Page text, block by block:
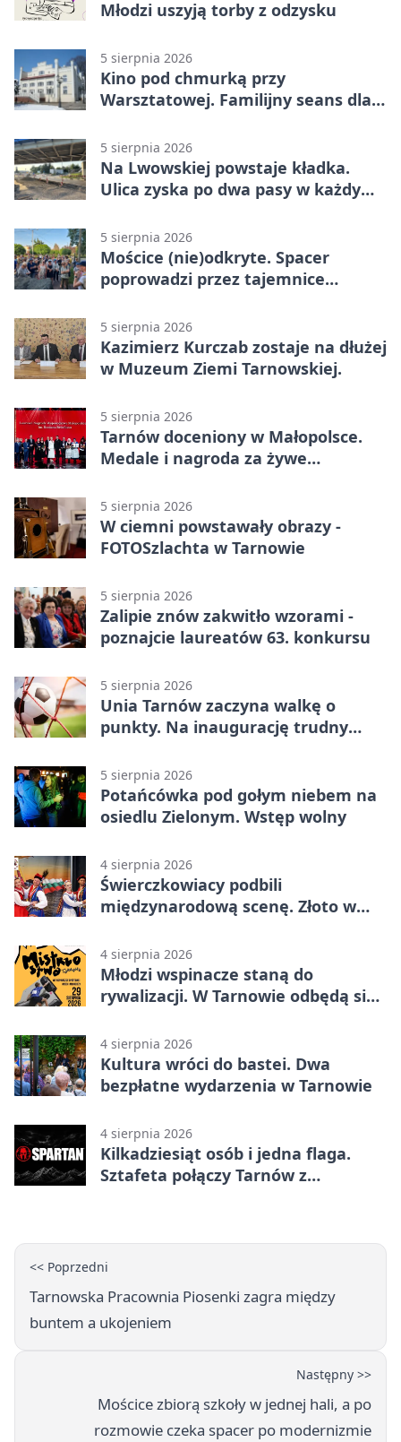
Młodzi uszyją torby z odzysku
5 sierpnia 2026
Kino pod chmurką przy
Warsztatowej. Familijny seans dla
5 sierpnia 2026
Na Lwowskiej powstaje kładka.
Ulica zyska po dwa pasy w każdym
5 sierpnia 2026
Mościce (nie)odkryte. Spacer
poprowadzi przez tajemnice
5 sierpnia 2026
Kazimierz Kurczab zostaje na dłużej
w Muzeum Ziemi Tarnowskiej.
5 sierpnia 2026
Tarnów doceniony w Małopolsce.
Medale i nagroda za żywe
5 sierpnia 2026
W ciemni powstawały obrazy -
FOTOSzlachta w Tarnowie
5 sierpnia 2026
Zalipie znów zakwitło wzorami -
poznajcie laureatów 63. konkursu
5 sierpnia 2026
Unia Tarnów zaczyna walkę o
punkty. Na inaugurację trudny
5 sierpnia 2026
Potańcówka pod gołym niebem na
osiedlu Zielonym. Wstęp wolny
4 sierpnia 2026
Świerczkowiacy podbili
międzynarodową scenę. Złoto w
4 sierpnia 2026
Młodzi wspinacze staną do
rywalizacji. W Tarnowie odbędą się
4 sierpnia 2026
Kultura wróci do bastei. Dwa
bezpłatne wydarzenia w Tarnowie
4 sierpnia 2026
Kilkadziesiąt osób i jedna flaga.
Sztafeta połączy Tarnów z
<< Poprzedni
Tarnowska Pracownia Piosenki zagra między
buntem a ukojeniem
Następny >>
Mościce zbiorą szkoły w jednej hali, a po
rozmowie czeka spacer po modernizmie